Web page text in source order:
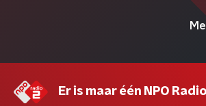
Er is maar één NPO